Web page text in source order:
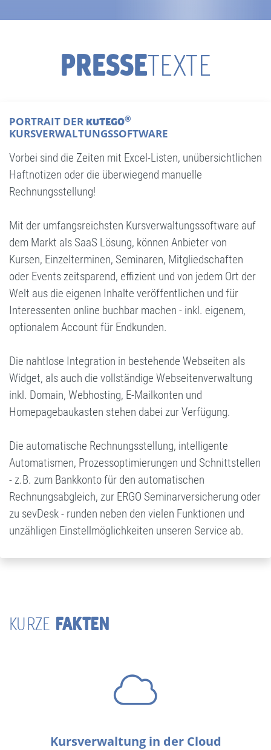
PRESSETEXTE
PORTRAIT DER KUTEGO®
KURSVERWALTUNGSSOFTWARE
Vorbei sind die Zeiten mit Excel-Listen, unübersichtlichen
Haftnotizen oder die überwiegend manuelle
Rechnungsstellung!
Mit der umfangsreichsten Kursverwaltungssoftware auf
dem Markt als SaaS Lösung, können Anbieter von
Kursen, Einzelterminen, Seminaren, Mitgliedschaften
oder Events zeitsparend, effizient und von jedem Ort der
Welt aus die eigenen Inhalte veröffentlichen und für
Interessenten online buchbar machen - inkl. eigenem,
optionalem Account für Endkunden.
Die nahtlose Integration in bestehende Webseiten als
Widget, als auch die vollständige Webseitenverwaltung
inkl. Domain, Webhosting, E-Mailkonten und
Homepagebaukasten stehen dabei zur Verfügung.
Die automatische Rechnungsstellung, intelligente
Automatismen, Prozessoptimierungen und Schnittstellen
- z.B. zum Bankkonto für den automatischen
Rechnungsabgleich, zur ERGO Seminarversicherung oder
zu sevDesk - runden neben den vielen Funktionen und
unzähligen Einstellmöglichkeiten unseren Service ab.
KURZE FAKTEN
Kursverwaltung in der Cloud